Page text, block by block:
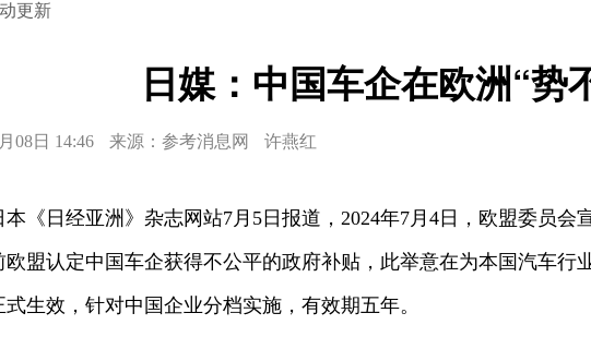
更新
日媒：中国车企在欧洲“势
08日 14:46 来源：参考消息网 许燕红
本《日经亚洲》杂志网站7月5日报道，2024年7月4日，欧盟委员会
欧盟认定中国车企获得不公平的政府补贴，此举意在为本国汽车行
式生效，针对中国企业分档实施，有效期五年。